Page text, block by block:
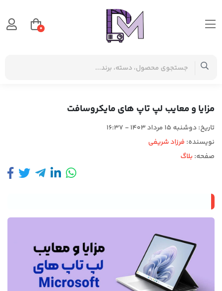
مزایا و معایب لپ تاپ های مایکروسافت
تاریخ: دوشنبه 15 مرداد 1403 - 16:37
نویسنده: فرزاد شریفی
صفحه: بلاگ
0